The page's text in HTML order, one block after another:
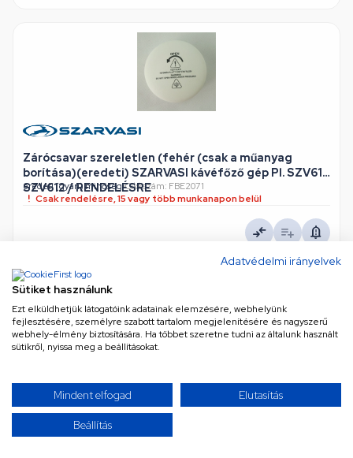
Adatvédelmi irányelvek
Sütiket használunk
Ezt elküldhetjük látogatóink adatainak elemzésére, webhelyünk
fejlesztésére, személyre szabott tartalom megjelenítésére és nagyszerű
webhely-élmény biztosítására. Ha többet szeretne tudni az általunk használt
sütikről, nyissa meg a beállításokat.
Mindent elfogad Elutasítás
Beállítás
Zárócsavar szereletlen (fehér (csak a műanyag
borítása)(eredeti) SZARVASI kávéfőző gép Pl. SZV611,
SZV612 / RENDELÉSRE
eredeti (gyári) minőség•Cikkszám: FBE2071
Csak rendelésre, 15 vagy több munkanapon belül
TOVÁBBIAK BETÖLTÉSE
/ 3